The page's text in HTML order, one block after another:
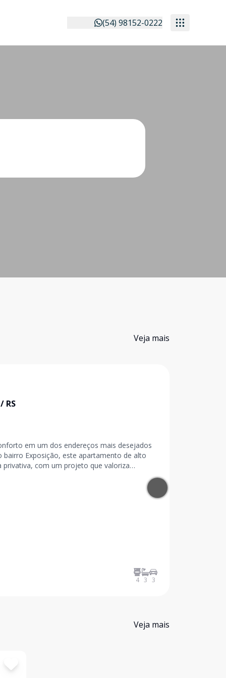
(54) 98152-0222
Veja mais
/ RS
em um dos endereços mais desejados
bairro Exposição, este apartamento de alto
privativa, com um projeto que valoriza
4 3 3
Veja mais